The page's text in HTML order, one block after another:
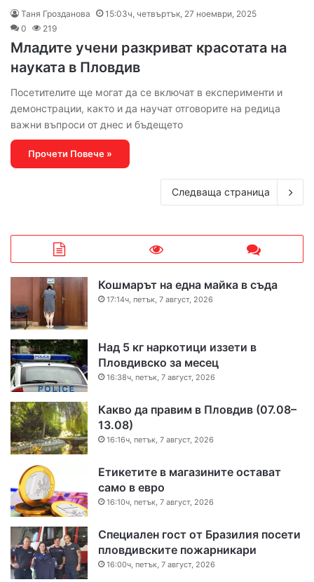
Таня Грозданова
15:03ч, четвъртък, 27 ноември, 2025
0
219
Младите учени разкриват красотата на
науката в Пловдив
Посетителите ще могат да се включат в експерименти и
демонстрации, както и да научат отговорите на редица
важни въпроси от днес и бъдещето
Прочети Повече »
Следваща страница
Кошмарът на една майка в съда
17:14ч, петък, 7 август, 2026
Над 5 кг наркотици иззети в
Пловдивско за месец
16:38ч, петък, 7 август, 2026
Какво да правим в Пловдив (07.08–
13.08)
16:16ч, петък, 7 август, 2026
Етикетите в магазините остават
само в евро
16:10ч, петък, 7 август, 2026
Специален гост от Бразилия посети
пловдивските пожарникари
16:00ч, петък, 7 август, 2026